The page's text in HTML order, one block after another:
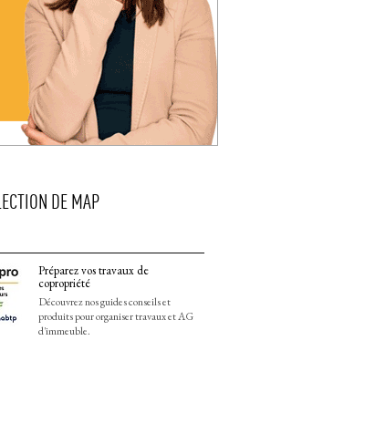
DE MAP
Préparez vos travaux de
copropriété
Découvrez nos guides conseils et
produits pour organiser travaux et AG
d'immeuble.